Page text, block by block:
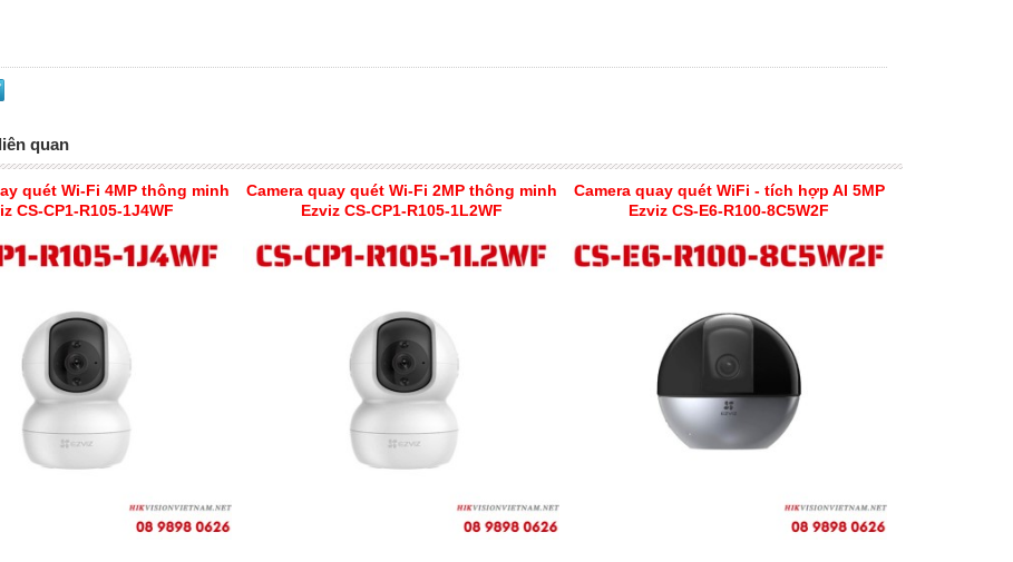
quan
quét Wi-Fi 4MP thông minh
CS-CP1-R105-1J4WF
Camera quay quét Wi-Fi 2MP thông minh
Ezviz CS-CP1-R105-1L2WF
Camera quay quét WiFi - tích hợp AI 5MP
Ezviz CS-E6-R100-8C5W2F